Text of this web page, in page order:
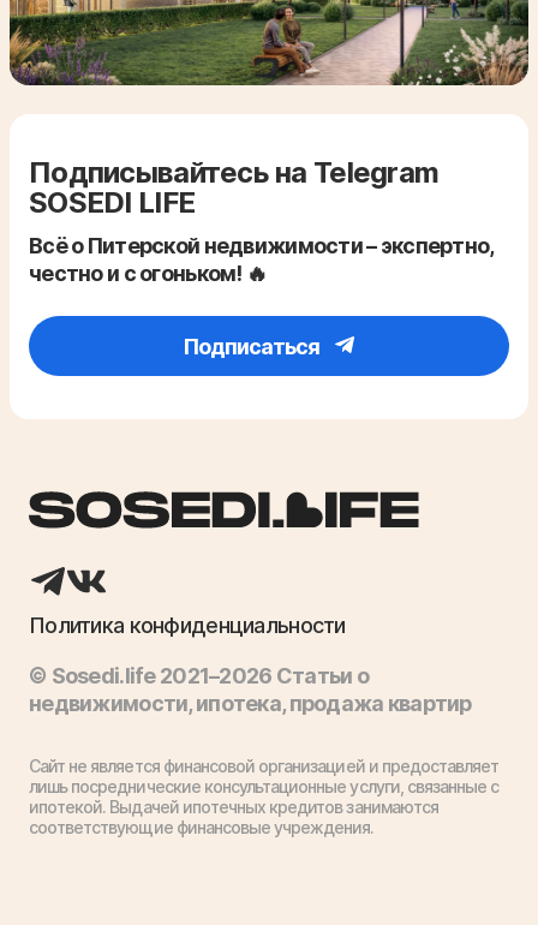
Подписывайтесь на Telegram
SOSEDI LIFE
Всё о Питерской недвижимости – экспертно,
честно и с огоньком! 🔥
Подписаться
Политика конфиденциальности
© Sosedi.life 2021–2026 Статьи о
недвижимости, ипотека, продажа квартир
Сайт не является финансовой организацией и предоставляет
лишь посреднические консультационные услуги, связанные с
ипотекой. Выдачей ипотечных кредитов занимаются
соответствующие финансовые учреждения.